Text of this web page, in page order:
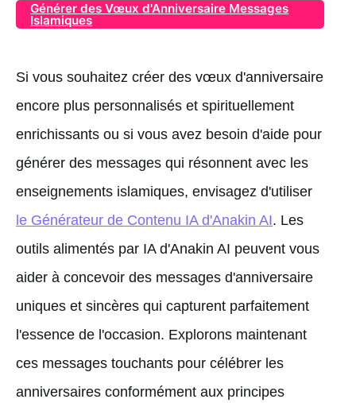
Générer des Vœux d'Anniversaire Messages
Islamiques
Si vous souhaitez créer des vœux d'anniversaire
encore plus personnalisés et spirituellement
enrichissants ou si vous avez besoin d'aide pour
générer des messages qui résonnent avec les
enseignements islamiques, envisagez d'utiliser
le Générateur de Contenu IA d'Anakin AI. Les
outils alimentés par IA d'Anakin AI peuvent vous
aider à concevoir des messages d'anniversaire
uniques et sincères qui capturent parfaitement
l'essence de l'occasion. Explorons maintenant
ces messages touchants pour célébrer les
anniversaires conformément aux principes